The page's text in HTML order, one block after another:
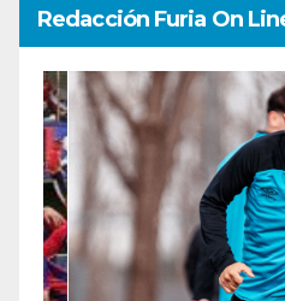
Redacción Furia On